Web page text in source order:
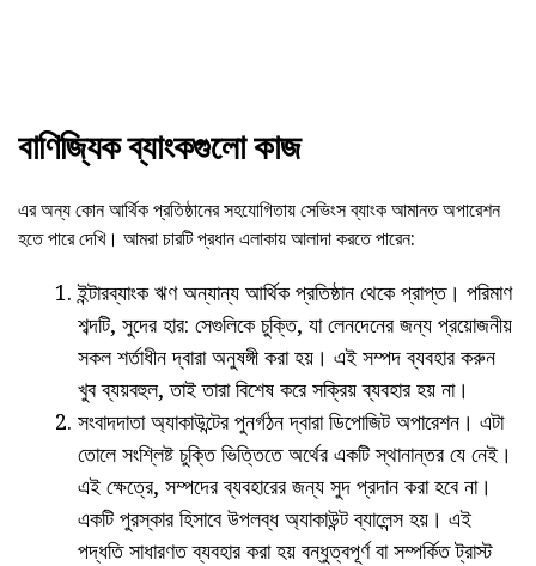
বাণিজ্যিক ব্যাংকগুলো কাজ
এর অন্য কোন আর্থিক প্রতিষ্ঠানের সহযোগিতায় সেভিংস ব্যাংক আমানত অপারেশন
হতে পারে দেখি। আমরা চারটি প্রধান এলাকায় আলাদা করতে পারেন:
ইন্টারব্যাংক ঋণ অন্যান্য আর্থিক প্রতিষ্ঠান থেকে প্রাপ্ত। পরিমাণ
শব্দটি, সুদের হার: সেগুলিকে চুক্তি, যা লেনদেনের জন্য প্রয়োজনীয়
সকল শর্তাধীন দ্বারা অনুষঙ্গী করা হয়। এই সম্পদ ব্যবহার করুন
খুব ব্যয়বহুল, তাই তারা বিশেষ করে সক্রিয় ব্যবহার হয় না।
সংবাদদাতা অ্যাকাউন্টের পুনর্গঠন দ্বারা ডিপোজিট অপারেশন। এটা
তোলে সংশ্লিষ্ট চুক্তি ভিত্তিতে অর্থের একটি স্থানান্তর যে নেই।
এই ক্ষেত্রে, সম্পদের ব্যবহারের জন্য সুদ প্রদান করা হবে না।
একটি পুরস্কার হিসাবে উপলব্ধ অ্যাকাউন্ট ব্যালেন্স হয়। এই
পদ্ধতি সাধারণত ব্যবহার করা হয় বন্ধুত্বপূর্ণ বা সম্পর্কিত ট্রাস্ট